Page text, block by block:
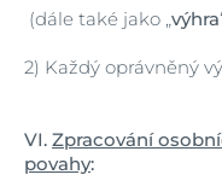
(dále také jako „výhra
2) Každý oprávněný
VI. Zpracování
povahy: